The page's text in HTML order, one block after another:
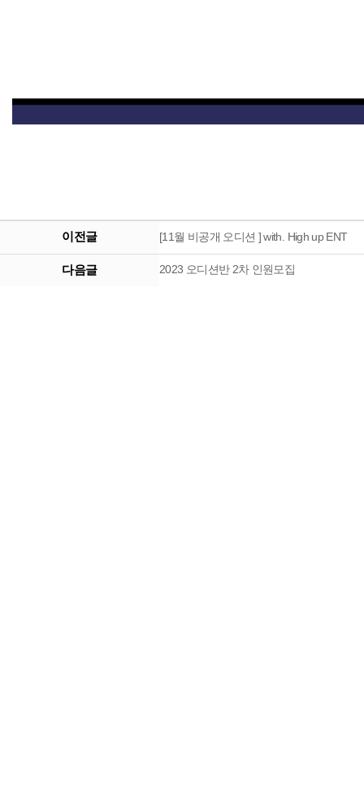
이전글 [11월 비공개 오디션 ] with. High up ENT
다음글 2023 오디션반 2차 인원모집